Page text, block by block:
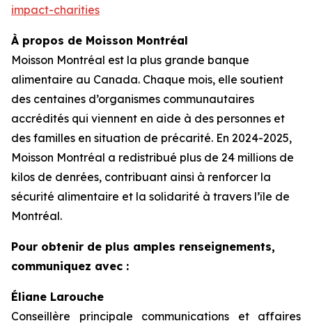
impact-charities
À propos de Moisson Montréal
Moisson Montréal est la plus grande banque
alimentaire au Canada. Chaque mois, elle soutient
des centaines d’organismes communautaires
accrédités qui viennent en aide à des personnes et
des familles en situation de précarité. En 2024-2025,
Moisson Montréal a redistribué plus de 24 millions de
kilos de denrées, contribuant ainsi à renforcer la
sécurité alimentaire et la solidarité à travers l’île de
Montréal.
Pour obtenir de plus amples renseignements,
communiquez avec :
Éliane Larouche
Conseillère principale communications et affaires